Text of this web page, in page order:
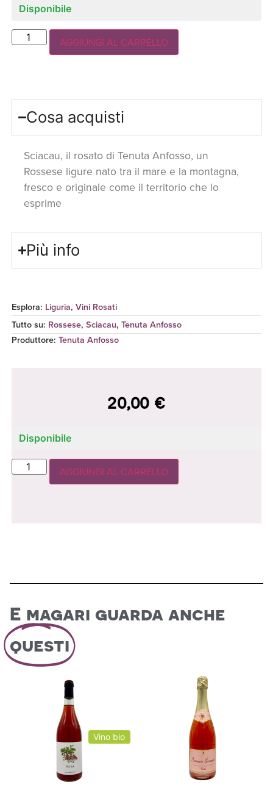
Disponibile
AGGIUNGI AL CARRELLO
Cosa acquisti
Sciacau, il rosato di Tenuta Anfosso, un
Rossese ligure nato tra il mare e la montagna,
fresco e originale come il territorio che lo
esprime
Più info
Esplora: Liguria,Vini Rosati
Tutto su: Rossese,Sciacau,Tenuta Anfosso
Produttore:Tenuta Anfosso
20,00 €
Disponibile
AGGIUNGI AL CARRELLO
E magari guarda anche
questi
Vino bio